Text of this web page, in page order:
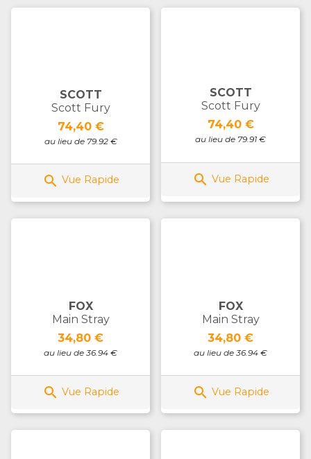
SCOTT
Scott Fury
Prix
74,40 €
au lieu de 79.92 €
 Vue Rapide
SCOTT
Scott Fury
Prix
74,40 €
au lieu de 79.91 €
 Vue Rapide
FOX
Main Stray
Prix
34,80 €
au lieu de 36.94 €
 Vue Rapide
FOX
Main Stray
Prix
34,80 €
au lieu de 36.94 €
 Vue Rapide